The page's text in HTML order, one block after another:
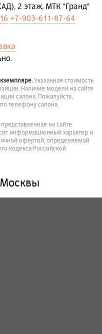
2 этаж, МТК "Гранд"
+7-903-611-87-64
Указанная стоимость
Наличие модели на сайте
салона. Пожалуйста,
телефону салона.
на сайте
информационный характер и
офертой, определяемой
кодекса Российской